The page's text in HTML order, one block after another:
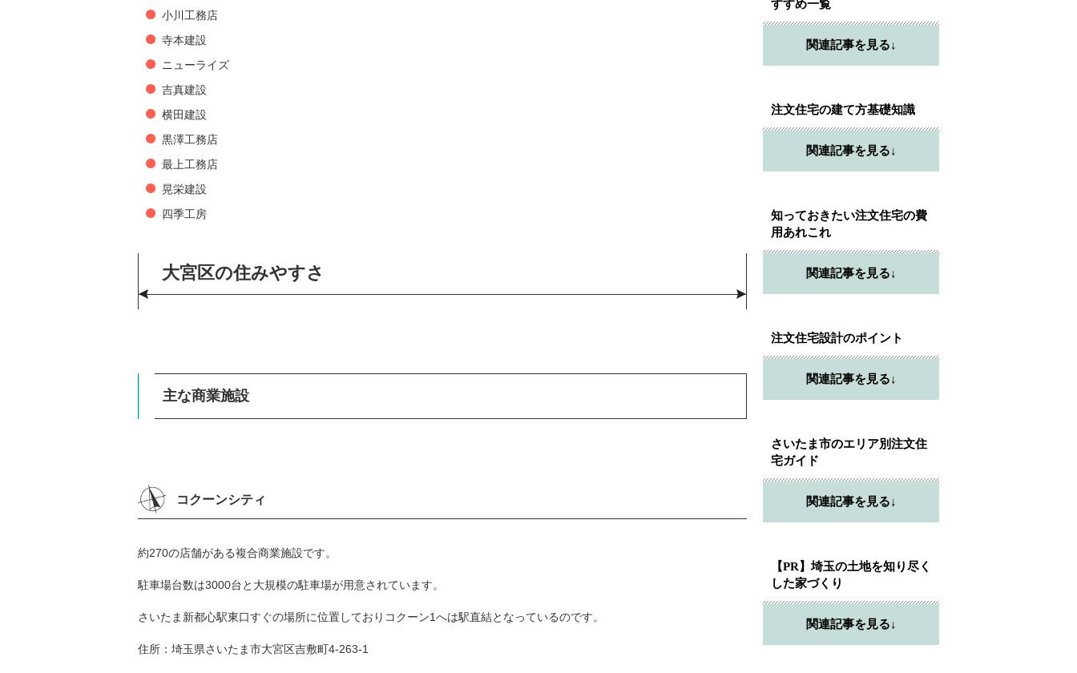
小川工務店
寺本建設
ニューライズ
吉真建設
横田建設
黒澤工務店
最上工務店
晃栄建設
四季工房
大宮区の住みやすさ
主な商業施設
コクーンシティ
約270の店舗がある複合商業施設です。
駐車場台数は3000台と大規模の駐車場が用意されています。
さいたま新都心駅東口すぐの場所に位置しておりコクーン1へは駅直結となっているのです。
住所：埼玉県さいたま市大宮区吉敷町4-263-1
すすめ一覧
関連記事を見る↓
注文住宅の建て方基礎知識
関連記事を見る↓
知っておきたい注文住宅の費
用あれこれ
関連記事を見る↓
注文住宅設計のポイント
関連記事を見る↓
さいたま市のエリア別注文住
宅ガイド
関連記事を見る↓
【PR】埼玉の土地を知り尽く
した家づくり
関連記事を見る↓